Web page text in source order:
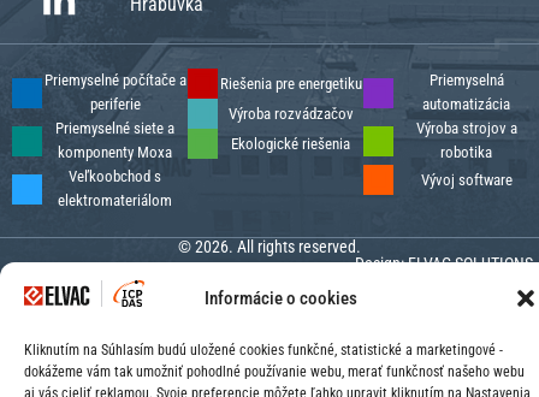
Informácie o cookies
Kliknutím na Súhlasím budú uložené cookies funkčné, statistické a marketingové -
dokážeme vám tak umožniť pohodlné používanie webu, merať funkčnosť našeho webu
aj vás cieliť reklamou. Svoje preferencie môžete ľahko upravit kliknutím na Nastavenia
Priemyselné počítače a
periferie
Priemyselné siete a
komponenty Moxa
Veľkoobchod s
elektromateriálom
Riešenia pre energetiku
Výroba rozvádzačov
Ekologické riešenia
Priemyselná
automatizácia
Výroba strojov a
robotika
Vývoj software
© 2026. All rights reserved.
Design:ELVAC SOLUTIONS